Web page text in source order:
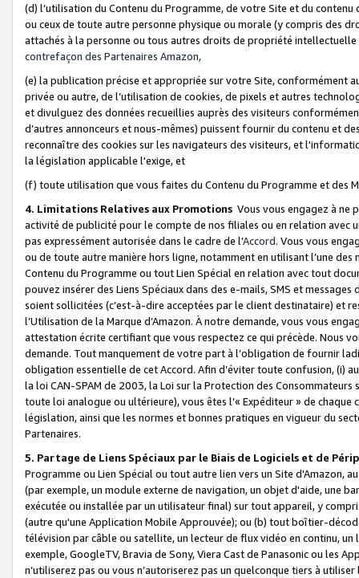
(d) l’utilisation du Contenu du Programme, de votre Site et du
ou ceux de toute autre personne physique ou morale (y compris des
attachés à la personne ou tous autres droits de propriété
contrefaçon des Partenaires Amazon,
(e) la publication précise et appropriée sur votre Site, conformément
privée ou autre, de l’utilisation de cookies, de pixels et autres
et divulguez des données recueillies auprès des visiteurs
d’autres annonceurs et nous-mêmes) puissent fournir du contenu et
reconnaître des cookies sur les navigateurs des visiteurs, et
la législation applicable l'exige, et
(f) toute utilisation que vous faites du Contenu du Programme et des
4. Limitations Relatives aux Promotions Vous vous engagez à ne
activité de publicité pour le compte de nos filiales ou en relation avec
pas expressément autorisée dans le cadre de l’Accord. Vous vous
ou de toute autre manière hors ligne, notamment en utilisant l’une
Contenu du Programme ou tout Lien Spécial en relation avec tout
pouvez insérer des Liens Spéciaux dans des e-mails, SMS et
soient sollicitées (c’est-à-dire acceptées par le client destinataire) et
l’Utilisation de la Marque d’Amazon. À notre demande, vous vous
attestation écrite certifiant que vous respectez ce qui précède. Nous
demande. Tout manquement de votre part à l’obligation de fournir
obligation essentielle de cet Accord. Afin d’éviter toute confusion, (i)
la loi CAN-SPAM de 2003, la Loi sur la Protection des
toute loi analogue ou ultérieure), vous êtes l’« Expéditeur » de
législation, ainsi que les normes et bonnes pratiques en vigueur du
Partenaires.
5. Partage de Liens Spéciaux par le Biais de Logiciels et de
Programme ou Lien Spécial ou tout autre lien vers un Site d'Amazon,
(par exemple, un module externe de navigation, un objet d'aide, une
exécutée ou installée par un utilisateur final) sur tout appareil, y
(autre qu'une Application Mobile Approuvée); ou (b) tout boîtier-
télévision par câble ou satellite, un lecteur de flux vidéo en continu,
exemple, GoogleTV, Bravia de Sony, Viera Cast de Panasonic ou les
n’utiliserez pas ou vous n’autoriserez pas un quelconque tiers à